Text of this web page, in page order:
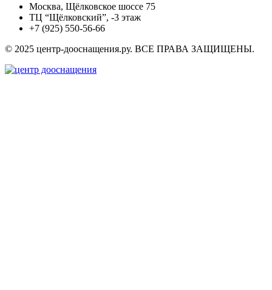
Москва, Щёлковское шоссе 75
ТЦ “Щёлковский”, -3 этаж
+7 (925) 550-56-66
© 2025 центр-дооснащения.ру. ВСЕ ПРАВА ЗАЩИЩЕНЫ.